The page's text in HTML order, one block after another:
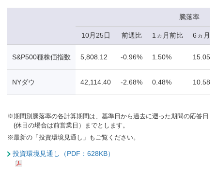
騰落率
10月25日 前週比 1ヵ月前比 6ヵ月
S&P500種株価指数 5,808.12 -0.96% 1.50% 15.05%
NYダウ 42,114.40 -2.68% 0.48% 10.58%
※期間別騰落率の各計算期間は、基準日から過去に遡った期間の応答日
(休日の場合は前営業日）までとします。
※最新の「投資環境見通し」もご覧ください。
投資環境見通し（PDF：628KB）